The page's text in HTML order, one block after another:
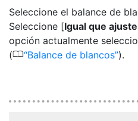
Seleccione el balance de
Seleccione [Igual que
opción actualmente
(0 Balance de blancos ).